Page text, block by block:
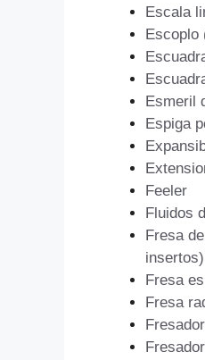
Escala
Escoplo
Esmeril
Espiga
Feeler
Fluidos
Fresa
insertos)
Fresa
Fresa